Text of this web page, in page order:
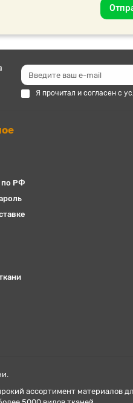
Я прочитал и согласен с
по РФ
ассортимент материалов